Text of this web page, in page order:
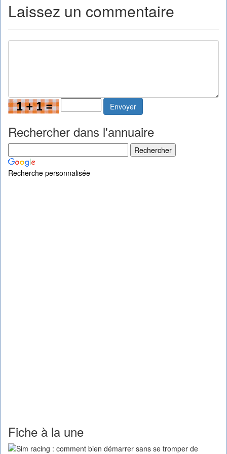
Laissez un commentaire
Envoyer
Rechercher dans l'annuaire
Recherche personnalisée
Fiche à la une